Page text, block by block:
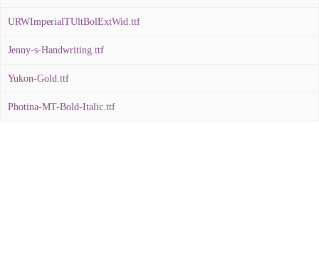
URWImperialTUltBolExtWid.ttf
Jenny-s-Handwriting.ttf
Yukon-Gold.ttf
Photina-MT-Bold-Italic.ttf